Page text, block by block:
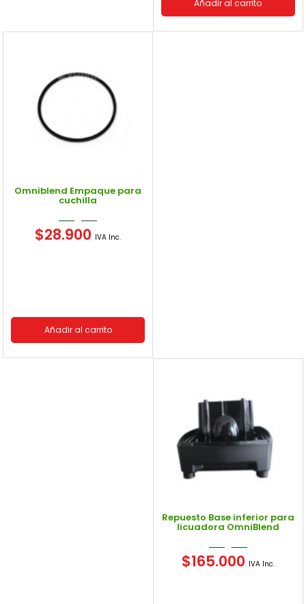
Añadir al carrito
Omniblend Empaque para
cuchilla
$28.900 IVA Inc.
Añadir al carrito
Repuesto Base inferior para
licuadora OmniBlend
$165.000 IVA Inc.